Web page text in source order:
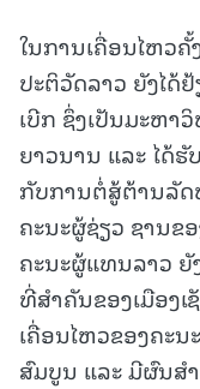
ໃນການເຄື່ອນໄຫວ
ປະຕິວັດລາວ ຍັງໄດ້
ເບີກ ຊຶ່ງເປັນມະຫາ
ຍາວນານ ແລະ ໄດ້
ກັບການຕໍ່ສູ້ຕ້ານລັດ
ຄະນະຜູ້ຊ່ຽວ ຊານຂ
ຄະນະຜູ້ແທນລາວ
ທີ່ສຳຄັນຂອງເມືອງເ
ເຄື່ອນໄຫວຂອງຄະ
ສົມບູນ ແລະ ມີຜົນສ